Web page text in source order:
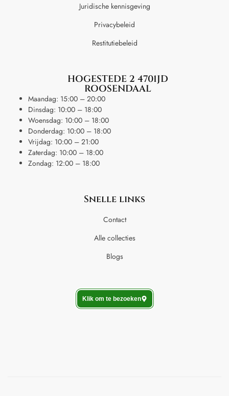
Juridische kennisgeving
Privacybeleid
Restitutiebeleid
HOGESTEDE 2 4701JD
ROOSENDAAL
Maandag: 15:00 – 20:00
Dinsdag: 10:00 – 18:00
Woensdag: 10:00 – 18:00
Donderdag: 10:00 – 18:00
Vrijdag: 10:00 – 21:00
Zaterdag: 10:00 – 18:00
Zondag: 12:00 – 18:00
Snelle links
Contact
Alle collecties
Blogs
Klik om te bezoeken